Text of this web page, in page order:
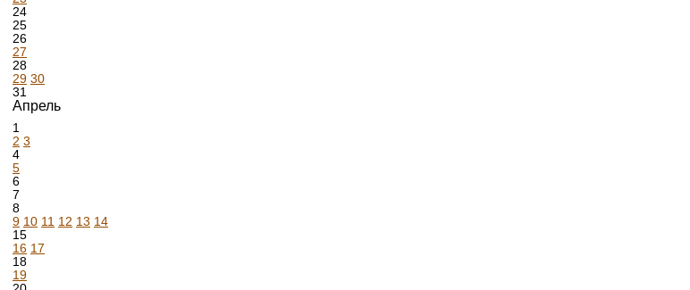
24
25
26
27
28
29 30
31
Апрель
1
2 3
4
5
6
7
8
9 10 11 12 13 14
15
16 17
18
19